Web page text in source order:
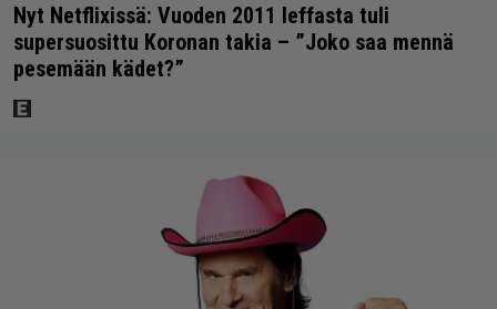
Nyt Netflixissä: Vuoden 2011 leffasta tuli
supersuosittu Koronan takia – ”Joko saa mennä
pesemään kädet?”